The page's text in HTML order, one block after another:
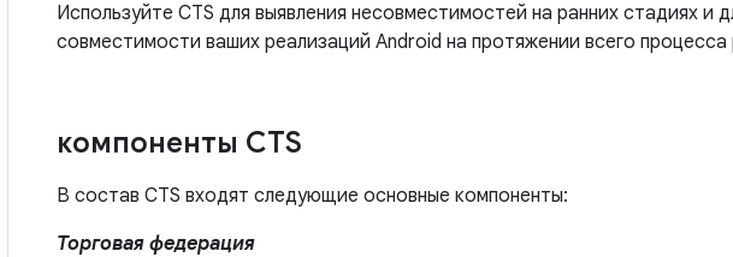
Используйте CTS для выявления несовместимостей на ранних стадиях и
совместимости ваших реализаций Android на протяжении всего процесса
компоненты CTS
В состав CTS входят следующие основные компоненты:
Торговая федерация